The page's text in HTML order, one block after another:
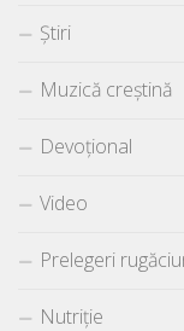
Știri
Muzică creștină
Devoțional
Video
Prelegeri
Nutriție